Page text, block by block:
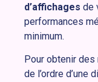
d’affichages de
performances
minimum.
Pour obtenir des
de l’ordre d’une